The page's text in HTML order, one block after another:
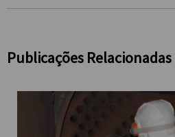
Publicações Relacionadas